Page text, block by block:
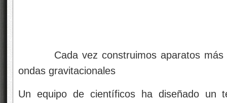
Cada vez construimos aparatos más
ondas gravitacionales
Un equipo de científicos ha diseñado un